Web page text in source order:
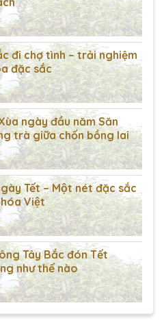
đi chợ tình – trải nghiệm
đặc sắc
ngày đầu năm Săn
trà giữa chốn bồng lai
Tết – Một nét đặc sắc
Việt
Tây Bắc đón Tết
như thế nào